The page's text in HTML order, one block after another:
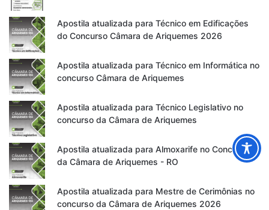
Apostila atualizada para Técnico em Edificações
do Concurso Câmara de Ariquemes 2026
Apostila atualizada para Técnico em Informática no
concurso Câmara de Ariquemes
Apostila atualizada para Técnico Legislativo no
concurso da Câmara de Ariquemes
Apostila atualizada para Almoxarife no Concurso
da Câmara de Ariquemes - RO
Apostila atualizada para Mestre de Cerimônias no
concurso da Câmara de Ariquemes 2026